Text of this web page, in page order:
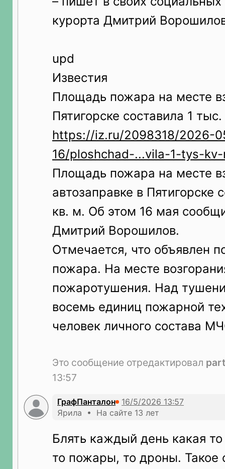
курорта Дмитрий
upd
Известия
Площадь пожара на месте
Пятигорске составила 1
https://iz.ru/2098318/2026-
16/ploshchad-...vila-1-tys-
Площадь пожара на месте
автозаправке в Пятигорске
кв. м. Об этом 16 мая
Дмитрий Ворошилов.
Отмечается, что объявлен
пожара. На месте
пожаротушения. Над
восемь единиц пожарной
человек личного состава
Это сообщение отредактировал
13:57
ГрафПанталон
Ярила • На сайте 13 лет
Блять каждый день какая
то пожары, то дроны. Такое